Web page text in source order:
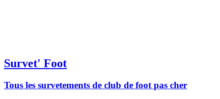
Survet' Foot
Tous les survetements de club de foot pas cher